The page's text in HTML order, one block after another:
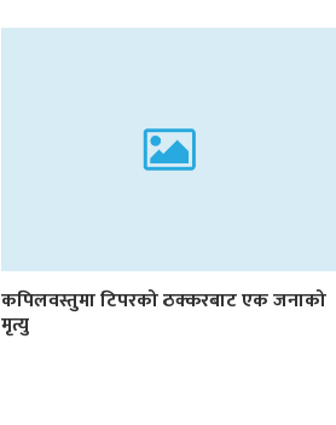
कपिलवस्तुमा टिपरको ठक्करबाट एक जनाको
मृत्यु